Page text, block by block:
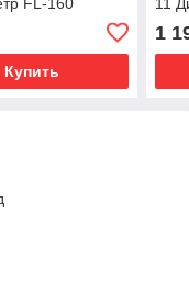
FL-160
Купить
11
1